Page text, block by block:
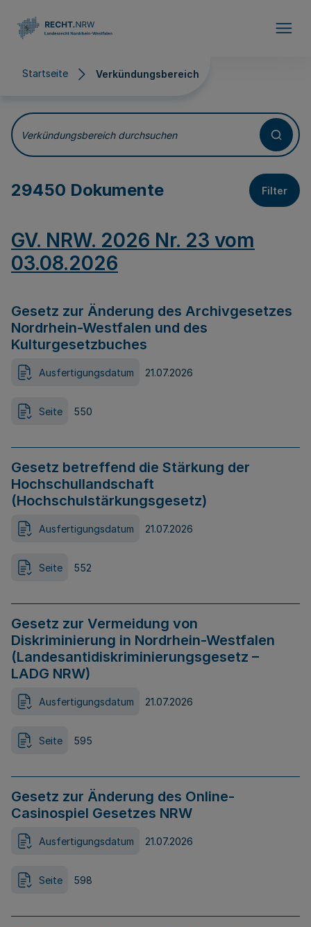
Startseite Verkündungsbereich
Verkündungsbereich
Verkündungsbereich durchsuchen
29450 Dokumente Filter
GV. NRW. 2026 Nr. 23 vom
03.08.2026
Gesetz zur Änderung des Archivgesetzes
Nordrhein-Westfalen und des
Kulturgesetzbuches
Ausfertigungsdatum 21.07.2026
Seite 550
Gesetz betreffend die Stärkung der
Hochschullandschaft
(Hochschulstärkungsgesetz)
Ausfertigungsdatum 21.07.2026
Seite 552
Gesetz zur Vermeidung von
Diskriminierung in Nordrhein-Westfalen
(Landesantidiskriminierungsgesetz –
LADG NRW)
Ausfertigungsdatum 21.07.2026
Seite 595
Gesetz zur Änderung des Online-
Casinospiel Gesetzes NRW
Ausfertigungsdatum 21.07.2026
Seite 598